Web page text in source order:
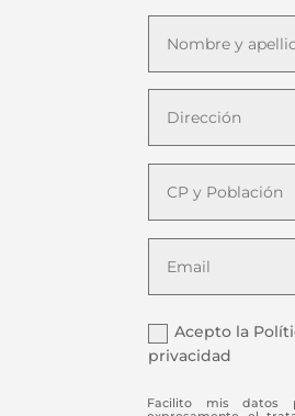
Acepto la
privacidad
Facilito mis datos